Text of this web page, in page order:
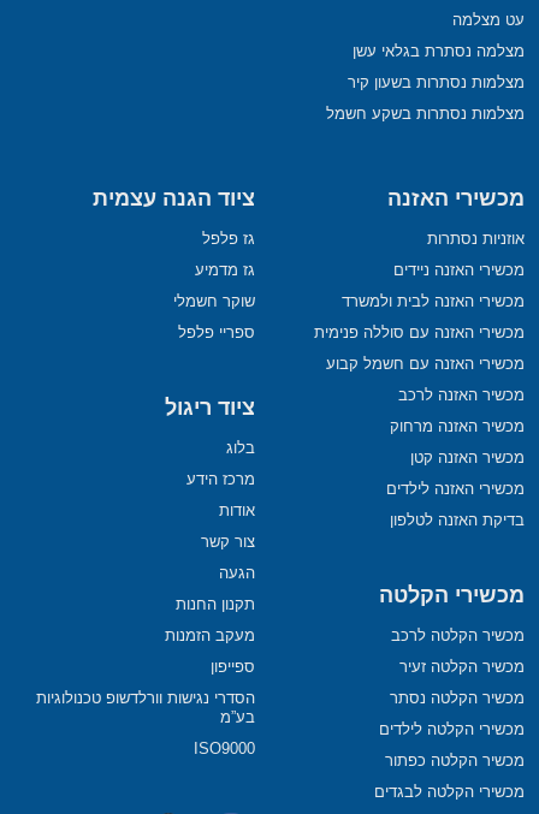
עט מצלמה
מצלמה נסתרת בגלאי עשן
מצלמות נסתרות בשעון קיר
מצלמות נסתרות בשקע חשמל
מכשירי האזנה
אוזניות נסתרות
מכשירי האזנה ניידים
מכשירי האזנה לבית ולמשרד
מכשירי האזנה עם סוללה פנימית
מכשירי האזנה עם חשמל קבוע
מכשיר האזנה לרכב
מכשיר האזנה מרחוק
מכשיר האזנה קטן
מכשירי האזנה לילדים
בדיקת האזנה לטלפון
מכשירי הקלטה
מכשיר הקלטה לרכב
מכשיר הקלטה זעיר
מכשיר הקלטה נסתר
מכשירי הקלטה לילדים
מכשיר הקלטה כפתור
מכשירי הקלטה לבגדים
ציוד הגנה עצמית
גז פלפל
גז מדמיע
שוקר חשמלי
ספריי פלפל
ציוד ריגול
בלוג
מרכז הידע
אודות
צור קשר
הגעה
תקנון החנות
מעקב הזמנות
ספייפון
הסדרי נגישות וורלדשופ טכנולוגיות
בע”מ
ISO9000